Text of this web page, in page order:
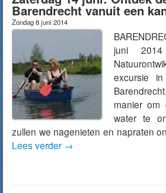
Barendrecht vanuit een
Zondag 8 juni 2014
juni
excursie
manier om
water te
zullen we nagenieten en napraten
Lees verder →